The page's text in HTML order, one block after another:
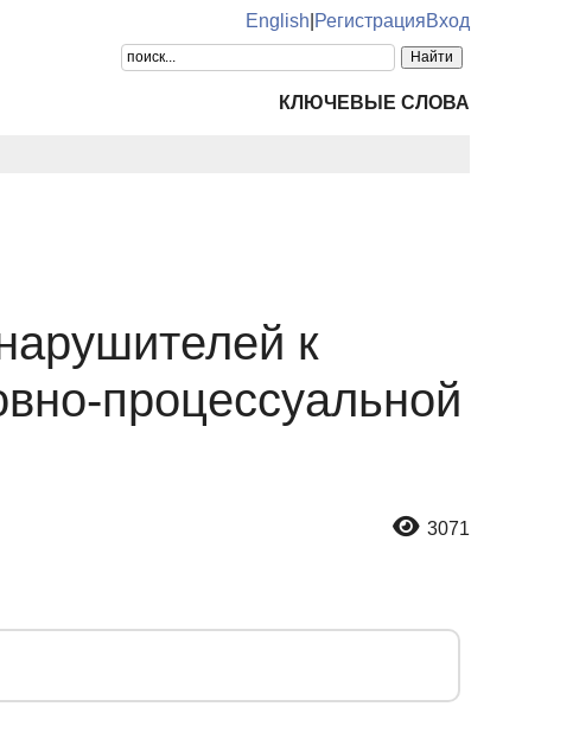
English РегистрацияВход
КЛЮЧЕВЫЕ СЛОВА
к
процессуальной
3071